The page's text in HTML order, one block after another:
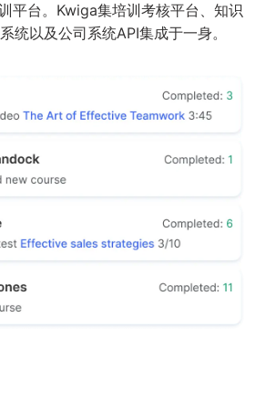
平台。Kwiga集培训考核平台、知识
统以及公司系统API集成于一身。